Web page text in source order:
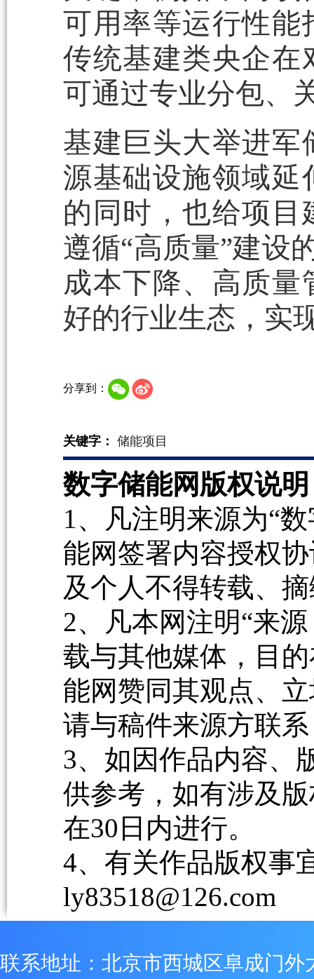
可用率等运行性能
传统基建类央企在
可通过专业分包、
基建巨头大举进军
源基础设施领域延
的同时，也给项
遵循“高质量”建设
成本下降、高质
好的行业生态，实
分享到：
关键字： 储能项目
数字储能网版权说
1、凡注明来源为“
能网签署内容授权
及个人不得转载、
2、凡本网注明“来
载与其他媒体，目
能网赞同其观点、
请与稿件来源方联
3、如因作品内容、
供参考，如有涉及
在30日内进行。
4、有关作品版权事
ly83518@126.com
联系地址：北京市西城区阜成门外